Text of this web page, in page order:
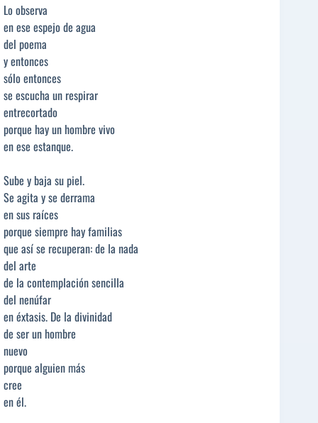
Lo observa
en ese espejo de agua
del poema
y entonces
sólo entonces
se escucha un respirar
entrecortado
porque hay un hombre vivo
en ese estanque.
Sube y baja su piel.
Se agita y se derrama
en sus raíces
porque siempre hay familias
que así se recuperan: de la nada
del arte
de la contemplación sencilla
del nenúfar
en éxtasis. De la divinidad
de ser un hombre
nuevo
porque alguien más
cree
en él.